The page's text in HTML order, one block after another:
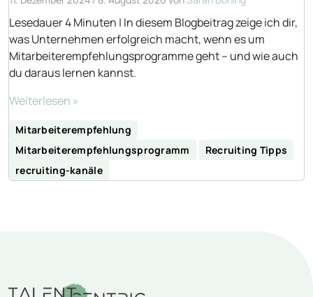
Lesedauer 4 Minuten | In diesem Blogbeitrag zeige ich dir,
was Unternehmen erfolgreich macht, wenn es um
Mitarbeiterempfehlungsprogramme geht – und wie auch
du daraus lernen kannst.
Weiterlesen »
Mitarbeiterempfehlung
Mitarbeiterempfehlungsprogramm
Recruiting Tipps
recruiting-kanäle